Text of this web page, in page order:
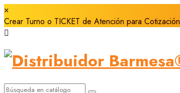
×
Crear Turno o TICKET de Atención para Cotización
